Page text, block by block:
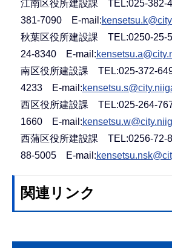
江南区役所建設課 TEL:025-
381-7090 E-mail:
秋葉区役所建設課 TEL:0250-
24-8340 E-mail:
南区役所建設課 TEL:025-372-
4233 E-mail:
西区役所建設課 TEL:025-264-
1660 E-mail:
西蒲区役所建設課 TEL:0256-
88-5005 E-mail:
関連リンク